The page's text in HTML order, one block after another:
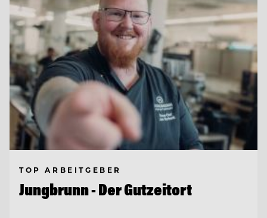
TOP ARBEITGEBER
Jungbrunn - Der Gutzeitort